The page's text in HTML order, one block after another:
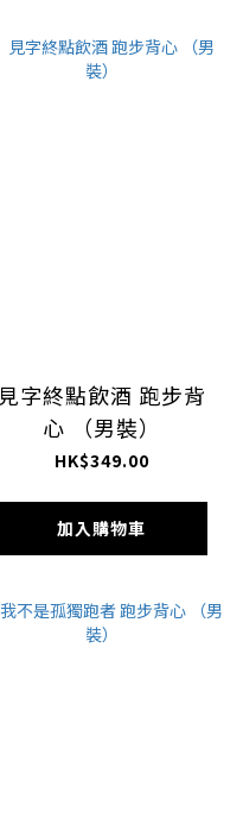
見字終點飲酒 跑步背
心 （男裝）
HK$349.00
加入購物車